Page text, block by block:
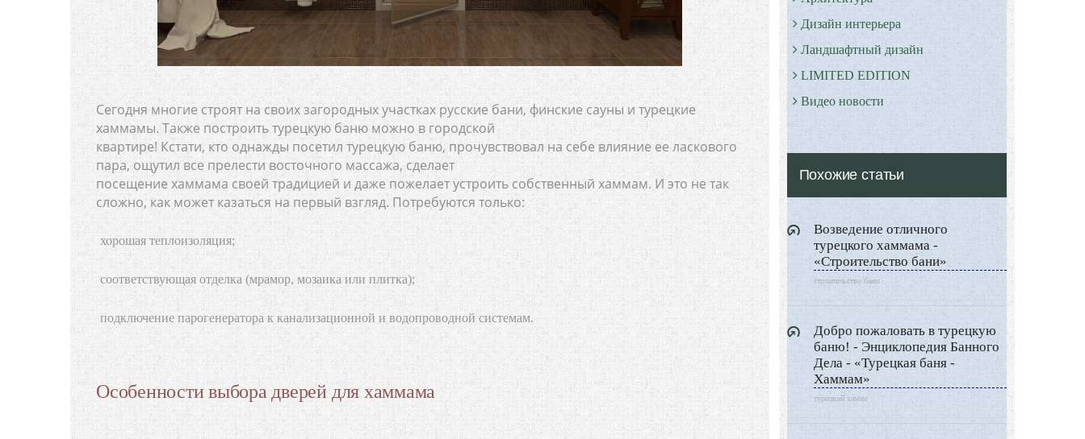
Сегодня многие строят на своих загородных участках русские бани, финские сауны и турецкие
хаммамы. Также построить турецкую баню можно в городской
квартире! Кстати, кто однажды посетил турецкую баню, прочувствовал на себе влияние ее ласкового
пара, ощутил все прелести восточного массажа, сделает
посещение хаммама своей традицией и даже пожелает устроить собственный хаммам. И это не так
сложно, как может казаться на первый взгляд. Потребуются только:
хорошая теплоизоляция;
соответствующая отделка (мрамор, мозаика или плитка);
подключение парогенератора к канализационной и водопроводной системам.
Особенности выбора дверей для хаммама
Дизайн интерьера
Ландшафтный дизайн
LIMITED EDITION
Видео новости
Другие услуги
Похожие статьи
Возведение отличного
турецкого хаммама -
«Строительство бани»
строительство бани
Добро пожаловать в турецкую
баню! - Энциклопедия Банного
Дела - «Турецкая баня -
Хаммам»
турецкий хамам